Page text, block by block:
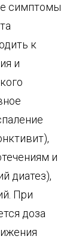
симптомы
к
и
и
диатез),
При
доза